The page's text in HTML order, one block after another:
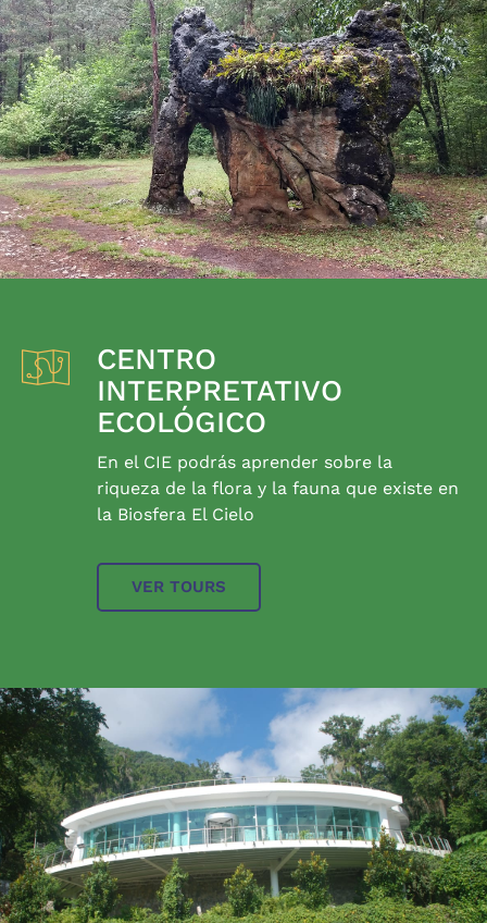
CENTRO
INTERPRETATIVO
ECOLÓGICO
En el CIE podrás aprender sobre la
riqueza de la flora y la fauna que existe en
la Biosfera El Cielo
VER TOURS